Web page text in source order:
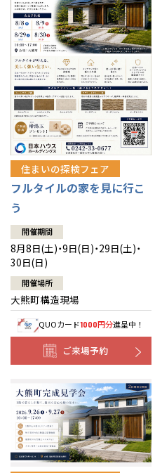
住まいの探検フェア
フルタイルの家を見に行こ
う
開催期間
8月8日(土)・9日(日)・29日(土)・
30日(日)
開催場所
大熊町構造現場
QUOカード1000円分進呈中！
ご来場予約